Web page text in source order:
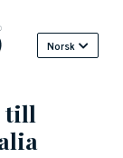
Norsk
till